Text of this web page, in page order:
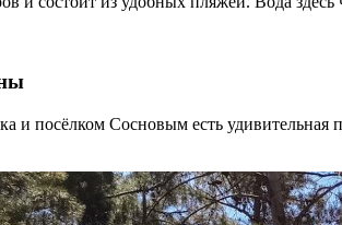
и посёлком Сосновым есть